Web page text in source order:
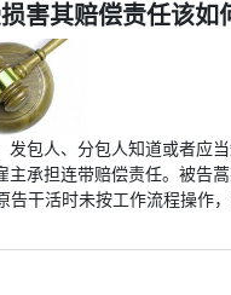
害其赔偿责任该如
包人、分包人知道或者应
承担连带赔偿责任。被告
干活时未按工作流程操作